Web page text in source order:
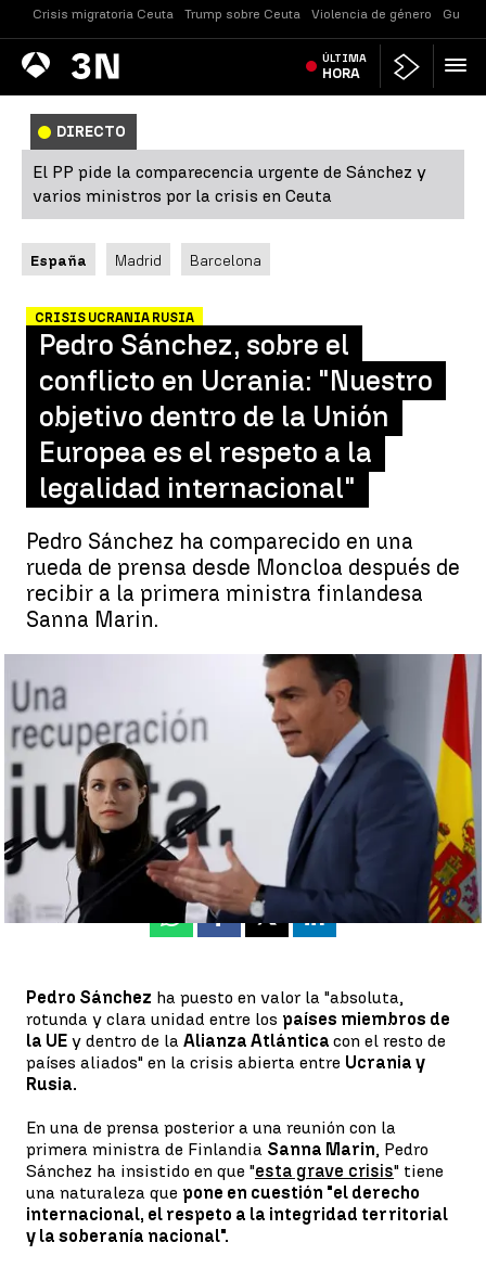
Crisis migratoria Ceuta Trump sobre Ceuta Violencia de género
Antena
3 Noticias ÚLTIMA
HORA
DIRECTO
El PP pide la comparecencia urgente de Sánchez y
varios ministros por la crisis en Ceuta
España Madrid Barcelona
CRISIS UCRANIA RUSIA
Pedro Sánchez, sobre el
conflicto en Ucrania: "Nuestro
objetivo dentro de la Unión
Europea es el respeto a la
legalidad internacional"
Pedro Sánchez ha comparecido en una
rueda de prensa desde Moncloa después de
recibir a la primera ministra finlandesa
Sanna Marin.
Rueda de prensa de Pedro Sánchez y de Sanna Marin | EFE
Miriam Vázquez
Actualizado:26 de enero de 2022, 14:55
Publicado:26 de enero de 2022, 14:46
WhatsappFacebook
X Linkedin
Pedro Sánchez ha puesto en valor la "absoluta,
rotunda y clara unidad entre los países miembros de
la UE y dentro de la Alianza Atlántica con el resto de
países aliados" en la crisis abierta entre Ucrania y
Rusia.
En una de prensa posterior a una reunión con la
primera ministra de Finlandia Sanna Marin, Pedro
Sánchez ha insistido en que "esta grave crisis" tiene
una naturaleza que pone en cuestión "el derecho
internacional, el respeto a la integridad territorial
y la soberanía nacional".